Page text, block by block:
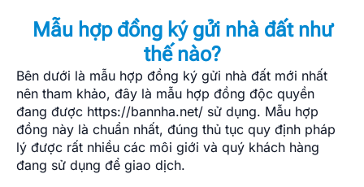
Mẫu hợp đồng ký gửi nhà đất như
thế nào?
Bên dưới là mẫu hợp đồng ký gửi nhà đất mới nhất
nên tham khảo, đây là mẫu hợp đồng độc quyền
đang được https://bannha.net/ sử dụng. Mẫu hợp
đồng này là chuẩn nhất, đúng thủ tục quy định pháp
lý được rất nhiều các môi giới và quý khách hàng
đang sử dụng để giao dịch.